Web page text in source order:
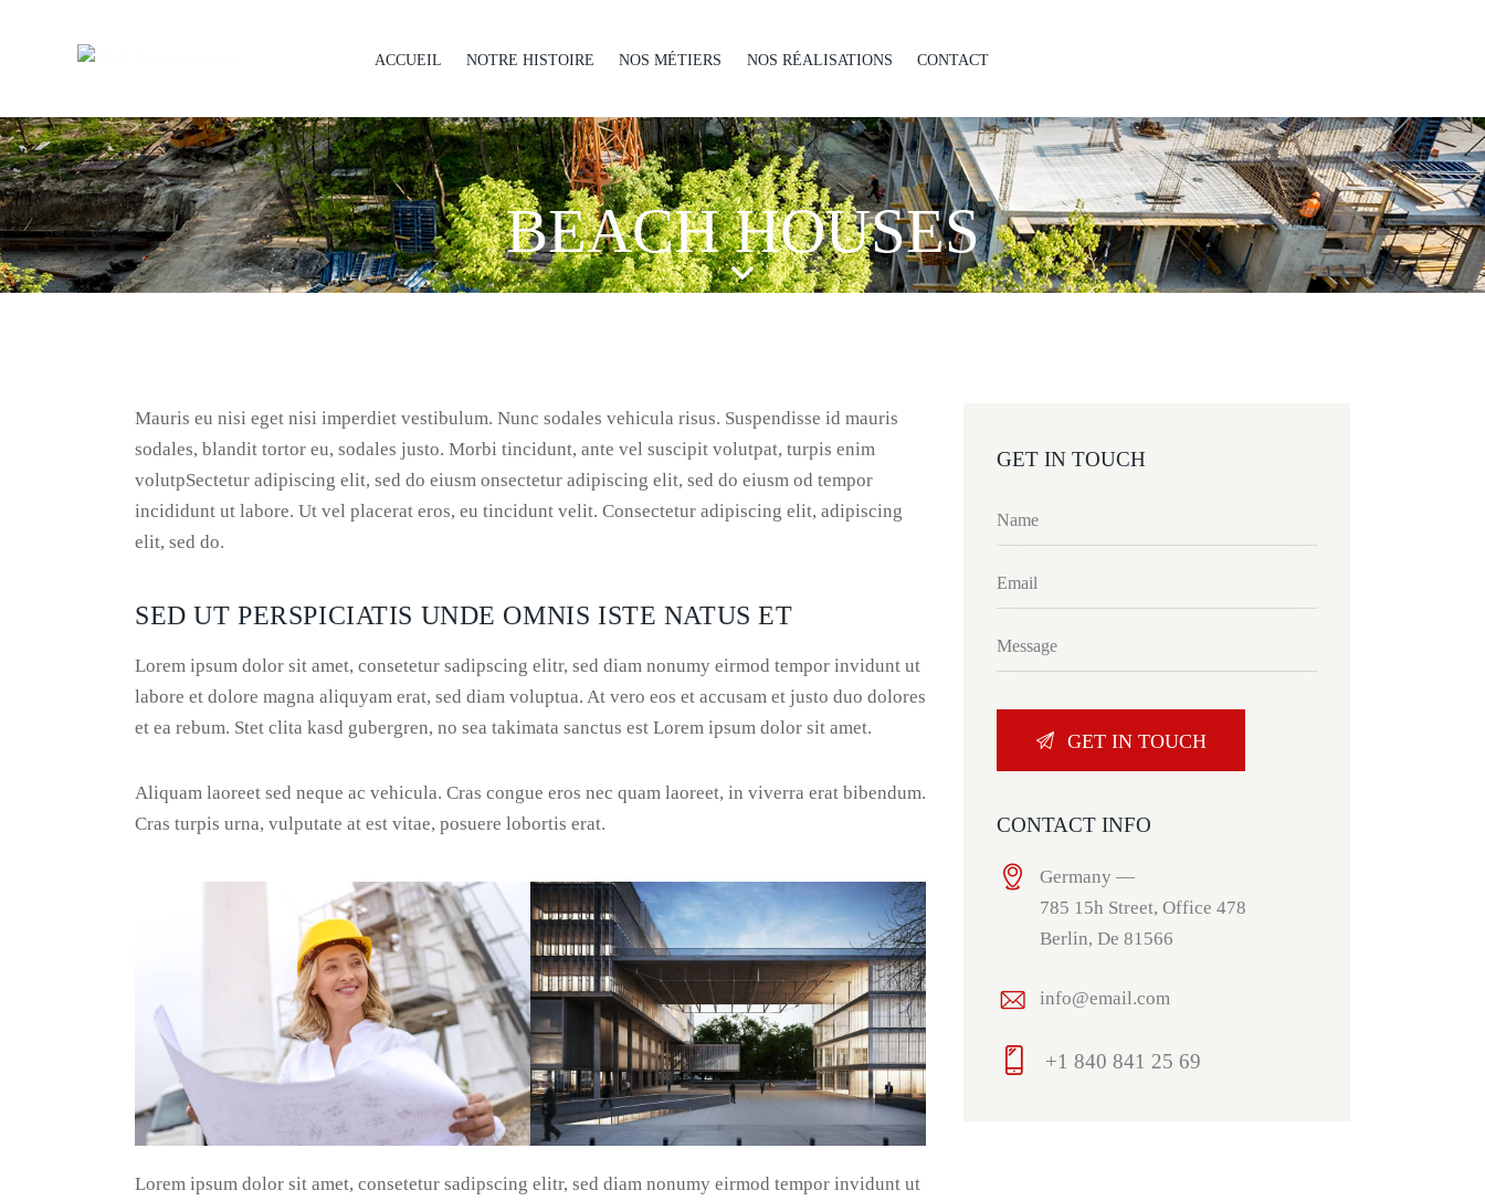
ACCUEIL NOTRE HISTOIRE NOS MÉTIERS NOS RÉALISATIONS CONTACT
BEACH HOUSES
Mauris eu nisi eget nisi imperdiet vestibulum. Nunc sodales vehicula risus. Suspendisse id mauris
sodales, blandit tortor eu, sodales justo. Morbi tincidunt, ante vel suscipit volutpat, turpis enim
volutpSectetur adipiscing elit, sed do eiusm onsectetur adipiscing elit, sed do eiusm od tempor
incididunt ut labore. Ut vel placerat eros, eu tincidunt velit. Consectetur adipiscing elit, adipiscing
elit, sed do.
SED UT PERSPICIATIS UNDE OMNIS ISTE NATUS ET
Lorem ipsum dolor sit amet, consetetur sadipscing elitr, sed diam nonumy eirmod tempor invidunt ut
labore et dolore magna aliquyam erat, sed diam voluptua. At vero eos et accusam et justo duo dolores
et ea rebum. Stet clita kasd gubergren, no sea takimata sanctus est Lorem ipsum dolor sit amet.
Aliquam laoreet sed neque ac vehicula. Cras congue eros nec quam laoreet, in viverra erat bibendum.
Cras turpis urna, vulputate at est vitae, posuere lobortis erat.
Lorem ipsum dolor sit amet, consetetur sadipscing elitr, sed diam nonumy eirmod tempor invidunt ut
GET IN TOUCH
CONTACT INFO
Germany —
785 15h Street, Office 478
Berlin, De 81566
info@email.com
+1 840 841 25 69